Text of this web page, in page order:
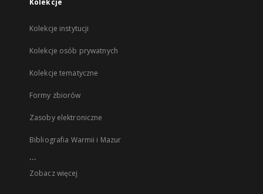
Kolekcje
Kolekcje instytucji
Kolekcje osób prywatnych
Kolekcje tematyczne
Formy zbiorów
Zasoby elektroniczne
Bibliografia Warmii i Mazur
...
Zobacz więcej